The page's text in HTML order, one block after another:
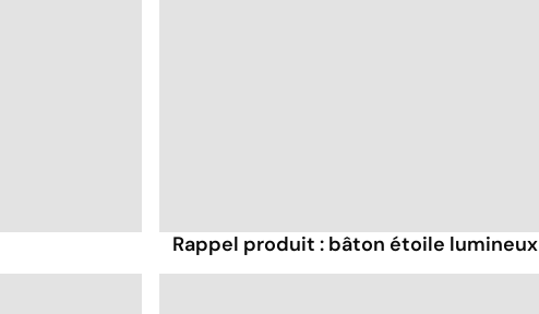
Rappel produit : bâton étoile lumineux